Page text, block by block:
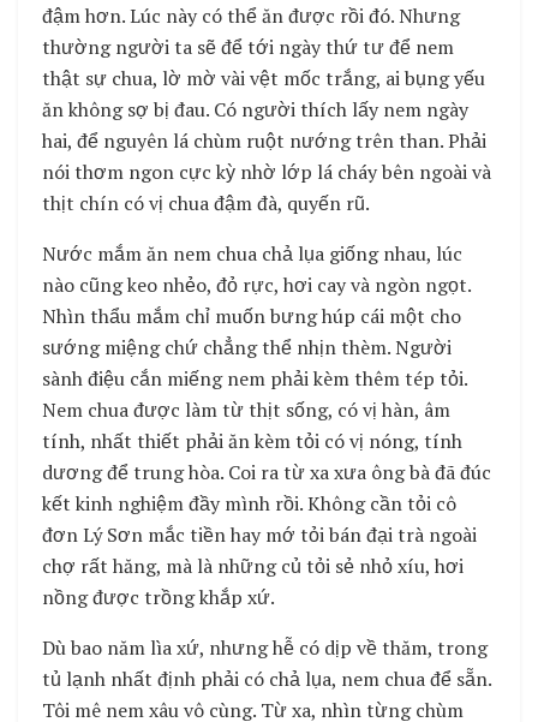
đậm hơn. Lúc này có thể ăn được rồi đó. Nhưng
thường người ta sẽ để tới ngày thứ tư để nem
thật sự chua, lờ mờ vài vệt mốc trắng, ai bụng yếu
ăn không sợ bị đau. Có người thích lấy nem ngày
hai, để nguyên lá chùm ruột nướng trên than. Phải
nói thơm ngon cực kỳ nhờ lớp lá cháy bên ngoài và
thịt chín có vị chua đậm đà, quyến rũ.
Nước mắm ăn nem chua chả lụa giống nhau, lúc
nào cũng keo nhẻo, đỏ rực, hơi cay và ngòn ngọt.
Nhìn thẩu mắm chỉ muốn bưng húp cái một cho
sướng miệng chứ chẳng thể nhịn thèm. Người
sành điệu cắn miếng nem phải kèm thêm tép tỏi.
Nem chua được làm từ thịt sống, có vị hàn, âm
tính, nhất thiết phải ăn kèm tỏi có vị nóng, tính
dương để trung hòa. Coi ra từ xa xưa ông bà đã đúc
kết kinh nghiệm đầy mình rồi. Không cần tỏi cô
đơn Lý Sơn mắc tiền hay mớ tỏi bán đại trà ngoài
chợ rất hăng, mà là những củ tỏi sẻ nhỏ xíu, hơi
nồng được trồng khắp xứ.
Dù bao năm lìa xứ, nhưng hễ có dịp về thăm, trong
tủ lạnh nhất định phải có chả lụa, nem chua để sẵn.
Tôi mê nem xâu vô cùng. Từ xa, nhìn từng chùm